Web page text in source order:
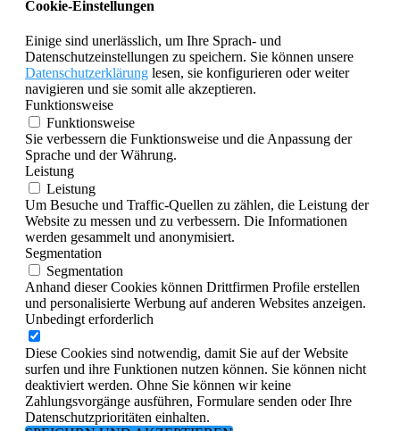
Cookie-Einstellungen
Einige sind unerlässlich, um Ihre Sprach- und
Datenschutzeinstellungen zu speichern. Sie können unsere
Datenschutzerklärung lesen, sie konfigurieren oder weiter
navigieren und sie somit alle akzeptieren.
Funktionsweise
Funktionsweise
Sie verbessern die Funktionsweise und die Anpassung der
Sprache und der Währung.
Leistung
Leistung
Um Besuche und Traffic-Quellen zu zählen, die Leistung der
Website zu messen und zu verbessern. Die Informationen
werden gesammelt und anonymisiert.
Segmentation
Segmentation
Anhand dieser Cookies können Drittfirmen Profile erstellen
und personalisierte Werbung auf anderen Websites anzeigen.
Unbedingt erforderlich
Diese Cookies sind notwendig, damit Sie auf der Website
surfen und ihre Funktionen nutzen können. Sie können nicht
deaktiviert werden. Ohne Sie können wir keine
Zahlungsvorgänge ausführen, Formulare senden oder Ihre
Datenschutzprioritäten einhalten.